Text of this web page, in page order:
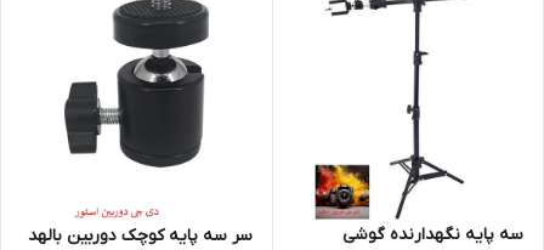
سه پایه نگهدارنده گوشی
سر سه پایه کوچک دوربین بالهد